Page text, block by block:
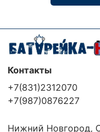
Контакты
+7(831)2312070
+7(987)0876227
Нижний Новгород,